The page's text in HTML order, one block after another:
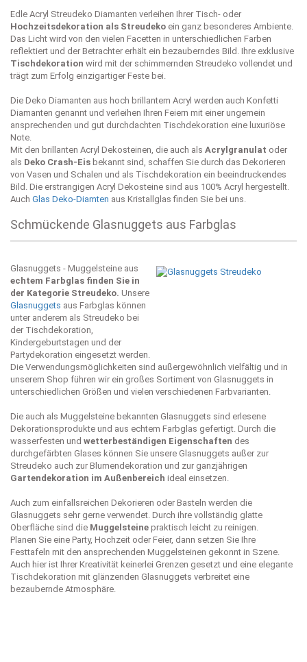
Edle Acryl Streudeko Diamanten verleihen Ihrer Tisch- oder
Hochzeitsdekoration als Streudeko ein ganz besonderes Ambiente.
Das Licht wird von den vielen Facetten in unterschiedlichen Farben
reflektiert und der Betrachter erhält ein bezauberndes Bild. Ihre exklusive
Tischdekoration wird mit der schimmernden Streudeko vollendet und
trägt zum Erfolg einzigartiger Feste bei.
Die Deko Diamanten aus hoch brillantem Acryl werden auch Konfetti
Diamanten genannt und verleihen Ihren Feiern mit einer ungemein
ansprechenden und gut durchdachten Tischdekoration eine luxuriöse
Note.
Mit den brillanten Acryl Dekosteinen, die auch als Acrylgranulat oder
als Deko Crash-Eis bekannt sind, schaffen Sie durch das Dekorieren
von Vasen und Schalen und als Tischdekoration ein beeindruckendes
Bild. Die erstrangigen Acryl Dekosteine sind aus 100% Acryl hergestellt.
Auch Glas Deko-Diamten aus Kristallglas finden Sie bei uns.
Schmückende Glasnuggets aus Farbglas
Glasnuggets - Muggelsteine aus
echtem Farbglas finden Sie in
der Kategorie Streudeko. Unsere
Glasnuggets aus Farbglas können
unter anderem als Streudeko bei
der Tischdekoration,
Kindergeburtstagen und der
Partydekoration eingesetzt werden.
Die Verwendungsmöglichkeiten sind außergewöhnlich vielfältig und in
unserem Shop führen wir ein großes Sortiment von Glasnuggets in
unterschiedlichen Größen und vielen verschiedenen Farbvarianten.
Die auch als Muggelsteine bekannten Glasnuggets sind erlesene
Dekorationsprodukte und aus echtem Farbglas gefertigt. Durch die
wasserfesten und wetterbeständigen Eigenschaften des
durchgefärbten Glases können Sie unsere Glasnuggets außer zur
Streudeko auch zur Blumendekoration und zur ganzjährigen
Gartendekoration im Außenbereich ideal einsetzen.
Auch zum einfallsreichen Dekorieren oder Basteln werden die
Glasnuggets sehr gerne verwendet. Durch ihre vollständig glatte
Oberfläche sind die Muggelsteine praktisch leicht zu reinigen.
Planen Sie eine Party, Hochzeit oder Feier, dann setzen Sie Ihre
Festtafeln mit den ansprechenden Muggelsteinen gekonnt in Szene.
Auch hier ist Ihrer Kreativität keinerlei Grenzen gesetzt und eine elegante
Tischdekoration mit glänzenden Glasnuggets verbreitet eine
bezaubernde Atmosphäre.